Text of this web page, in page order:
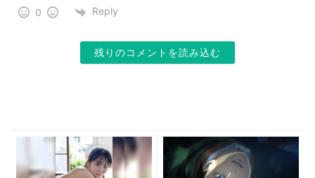
0 Reply
残りのコメントを読み込む